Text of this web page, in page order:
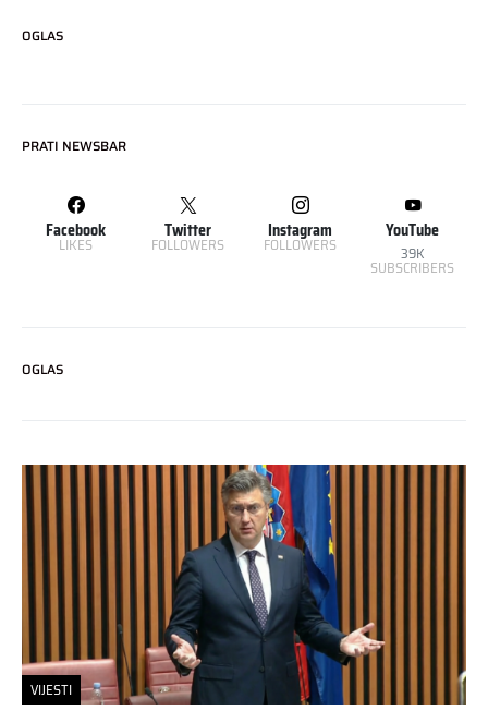
OGLAS
PRATI NEWSBAR
Facebook
LIKES
Twitter
FOLLOWERS
Instagram
FOLLOWERS
YouTube
39K
SUBSCRIBERS
OGLAS
VIJESTI